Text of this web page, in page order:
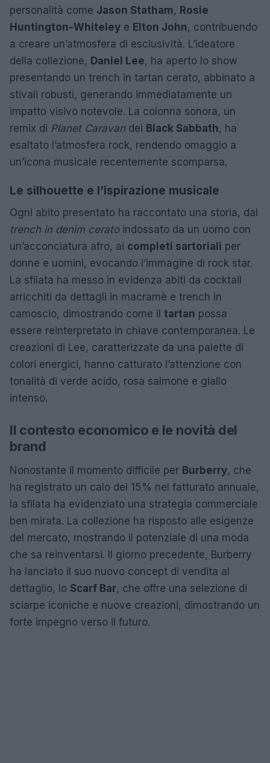
personalità come Jason Statham, Rosie
Huntington-Whiteley e Elton John, contribuendo
a creare un’atmosfera di esclusività. L’ideatore
della collezione, Daniel Lee, ha aperto lo show
presentando un trench in tartan cerato, abbinato a
stivali robusti, generando immediatamente un
impatto visivo notevole. La colonna sonora, un
remix di Planet Caravan dei Black Sabbath, ha
esaltato l’atmosfera rock, rendendo omaggio a
un’icona musicale recentemente scomparsa.
Le silhouette e l’ispirazione musicale
Ogni abito presentato ha raccontato una storia, dal
trench in denim ceratoindossato da un uomo con
un’acconciatura afro, ai completi sartoriali per
donne e uomini, evocando l’immagine di rock star.
La sfilata ha messo in evidenza abiti da cocktail
arricchiti da dettagli in macramè e trench in
camoscio, dimostrando come il tartan possa
essere reinterpretato in chiave contemporanea. Le
creazioni di Lee, caratterizzate da una palette di
colori energici, hanno catturato l’attenzione con
tonalità di verde acido, rosa salmone e giallo
intenso.
Il contesto economico e le novità del
brand
Nonostante il momento difficile per Burberry, che
ha registrato un calo del 15% nel fatturato annuale,
la sfilata ha evidenziato una strategia commerciale
ben mirata. La collezione ha risposto alle esigenze
del mercato, mostrando il potenziale di una moda
che sa reinventarsi. Il giorno precedente, Burberry
ha lanciato il suo nuovo concept di vendita al
dettaglio, lo Scarf Bar, che offre una selezione di
sciarpe iconiche e nuove creazioni, dimostrando un
forte impegno verso il futuro.